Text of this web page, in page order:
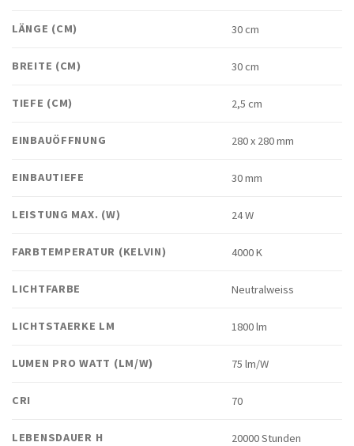
LÄNGE (CM) 30 cm
BREITE (CM) 30 cm
TIEFE (CM) 2,5 cm
EINBAUÖFFNUNG 280 x 280 mm
EINBAUTIEFE 30 mm
LEISTUNG MAX. (W) 24 W
FARBTEMPERATUR (KELVIN) 4000 K
LICHTFARBE Neutralweiss
LICHTSTAERKE LM 1800 lm
LUMEN PRO WATT (LM/W) 75 lm/W
CRI 70
LEBENSDAUER H 20000 Stunden